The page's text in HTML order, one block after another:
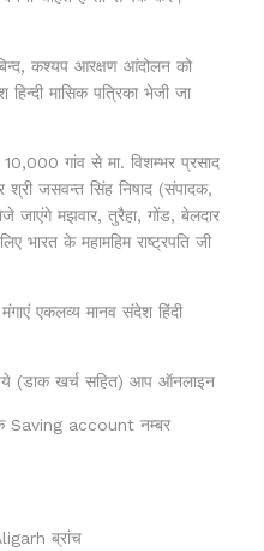
कश्यप आरक्षण आंदोलन को
मासिक पत्रिका भेजी जा
गांव से मा. विशम्भर प्रसाद
जसवन्त सिंह निषाद (संपादक,
मझवार, तुरैहा, गोंड, बेलदार
भारत के महामहिम राष्ट्रपति जी
एकलव्य मानव संदेश हिंदी
(डाक खर्च सहित) आप ऑनलाइन
account नम्बर
ब्रांच